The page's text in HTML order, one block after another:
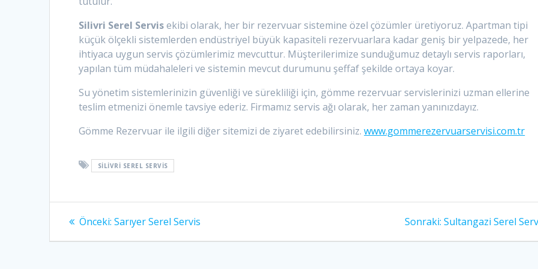
Silivri Serel Servisekibi olarak, her bir rezervuar sistemine özel çözümler üretiyoruz. Apartman tipi
küçük ölçekli sistemlerden endüstriyel büyük kapasiteli rezervuarlara kadar geniş bir yelpazede, her
ihtiyaca uygun servis çözümlerimiz mevcuttur. Müşterilerimize sunduğumuz detaylı servis raporları,
yapılan tüm müdahaleleri ve sistemin mevcut durumunu şeffaf şekilde ortaya koyar.
Su yönetim sistemlerinizin güvenliği ve sürekliliği için, gömme rezervuar servislerinizi uzman ellerine
teslim etmenizi önemle tavsiye ederiz. Firmamız servis ağı olarak, her zaman yanınızdayız.
Gömme Rezervuar ile ilgili diğer sitemizi de ziyaret edebilirsiniz.www.gommerezervuarservisi.com.tr
SILIVRI SEREL SERVIS
Yazı
gezinmesi
Önceki: Önceki
Sarıyer Serel Servis Sonraki: Sonraki
Sultangazi Serel